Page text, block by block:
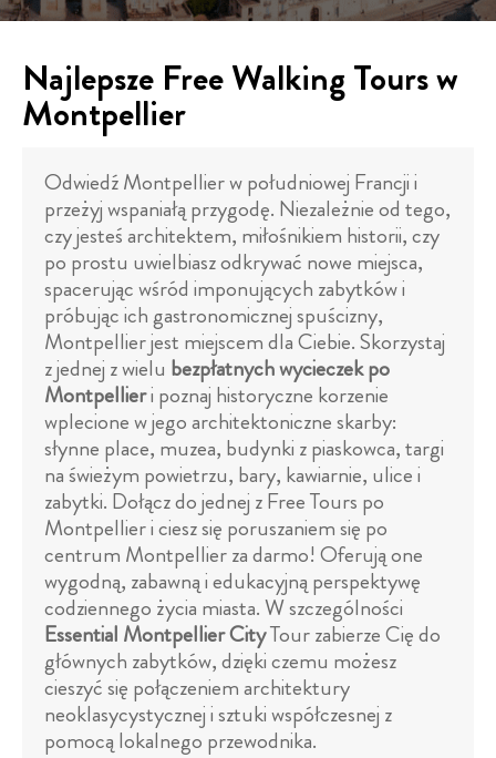
Najlepsze Free Walking Tours w
Montpellier
Odwiedź Montpellier w południowej Francji i
przeżyj wspaniałą przygodę. Niezależnie od tego,
czy jesteś architektem, miłośnikiem historii, czy
po prostu uwielbiasz odkrywać nowe miejsca,
spacerując wśród imponujących zabytków i
próbując ich gastronomicznej spuścizny,
Montpellier jest miejscem dla Ciebie. Skorzystaj
z jednej z wielu bezpłatnych wycieczek po
Montpellieri poznaj historyczne korzenie
wplecione w jego architektoniczne skarby:
słynne place, muzea, budynki z piaskowca, targi
na świeżym powietrzu, bary, kawiarnie, ulice i
zabytki. Dołącz do jednej z Free Tours po
Montpellier i ciesz się poruszaniem się po
centrum Montpellier za darmo! Oferują one
wygodną, zabawną i edukacyjną perspektywę
codziennego życia miasta. W szczególności
Essential Montpellier CityTour zabierze Cię do
głównych zabytków, dzięki czemu możesz
cieszyć się połączeniem architektury
neoklasycystycznej i sztuki współczesnej z
pomocą lokalnego przewodnika.